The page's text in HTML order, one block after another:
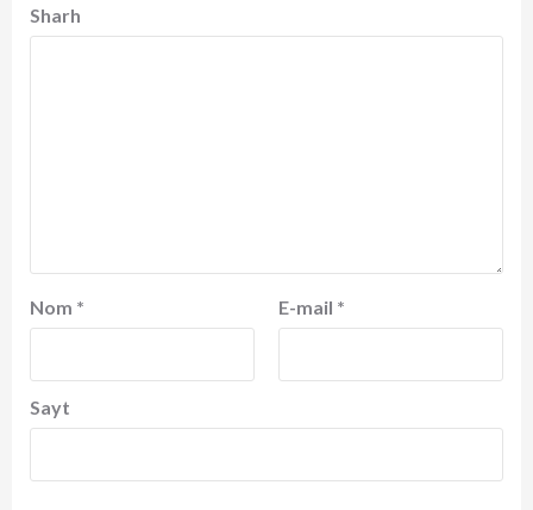
Sharh
Nom * E-mail *
Sayt